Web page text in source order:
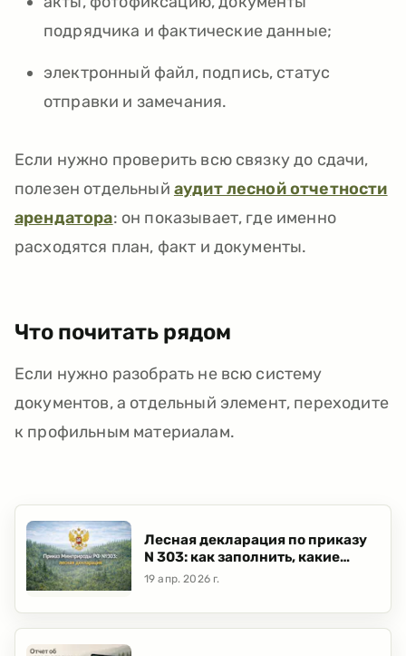
подрядчика и фактические данные;
электронный файл, подпись, статус
отправки и замечания.
Если нужно проверить всю связку до сдачи,
полезен отдельный аудит лесной отчетности
арендатора: он показывает, где именно
расходятся план, факт и документы.
Что почитать рядом
Если нужно разобрать не всю систему
документов, а отдельный элемент, переходите
к профильным материалам.
Лесная декларация по приказу
N 303: как заполнить, какие
приложения собрать и что
19 апр. 2026 г.